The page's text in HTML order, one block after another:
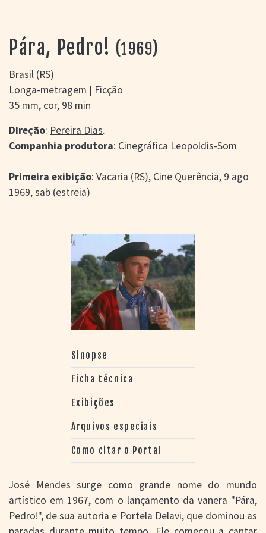
PORTAL DO
CINEMA GAÚCHO
> BUSCA AVANÇADA
> LISTA DE FILMES
> FILMOGRAFIAS DE
> DISCOGRAFIAS
> BIBLIOGRAFIAS
LOCALIZAÇÃO
Pára, Pedro! (1969)
Brasil (RS)
Longa-metragem | Ficção
35 mm, cor, 98 min
Direção: Pereira Dias.
Companhia produtora: Cinegráfica Leopoldis-Som
Primeira exibição: Vacaria (RS), Cine Querência, 9 ago
1969, sab (estreia)
Sinopse
Ficha técnica
Exibições
Arquivos especiais
Como citar o Portal
José Mendes surge como grande nome do mundo
artístico em 1967, com o lançamento da vanera "Pára,
Pedro!", de sua autoria e Portela Delavi, que dominou as